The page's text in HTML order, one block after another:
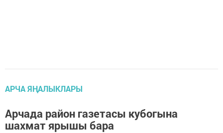
АРЧА ЯҢАЛЫКЛАРЫ
Арчада район газетасы кубогына
шахмат ярышы бара